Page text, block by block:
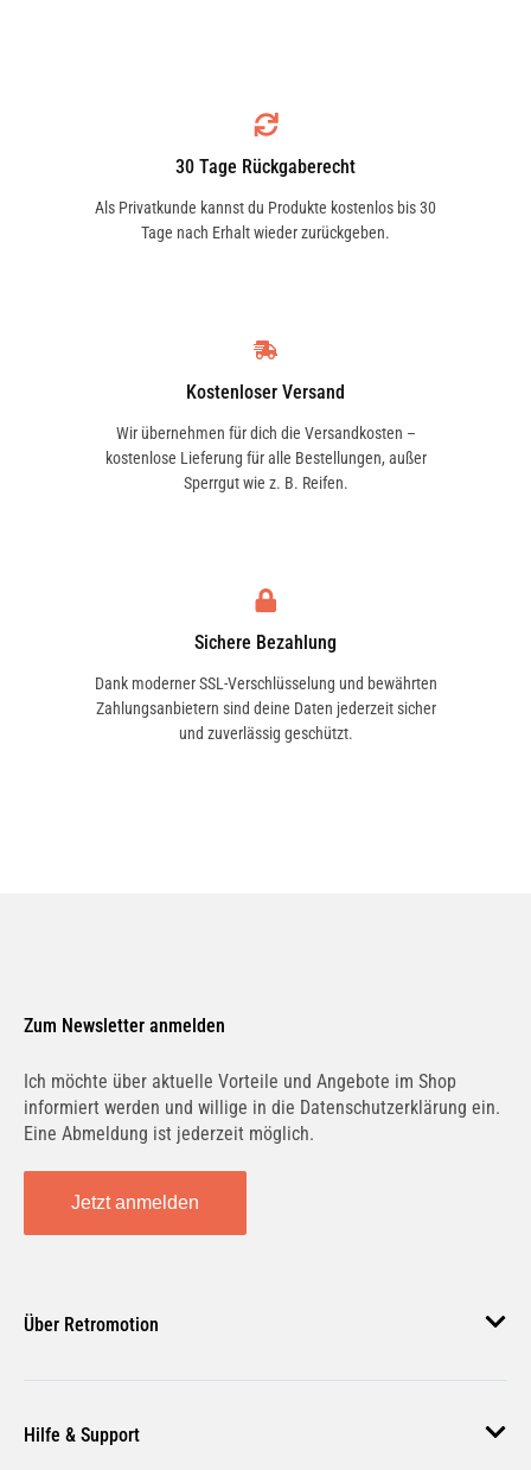
30 Tage Rückgaberecht
Als Privatkunde kannst du Produkte kostenlos bis 30
Tage nach Erhalt wieder zurückgeben.
Kostenloser Versand
Wir übernehmen für dich die Versandkosten –
kostenlose Lieferung für alle Bestellungen, außer
Sperrgut wie z. B. Reifen.
Sichere Bezahlung
Dank moderner SSL-Verschlüsselung und bewährten
Zahlungsanbietern sind deine Daten jederzeit sicher
und zuverlässig geschützt.
Zum Newsletter anmelden
Ich möchte über aktuelle Vorteile und Angebote im Shop
informiert werden und willige in die Datenschutzerklärung ein.
Eine Abmeldung ist jederzeit möglich.
Jetzt anmelden
Über Retromotion
Unsere Jobs
Hilfe & Support